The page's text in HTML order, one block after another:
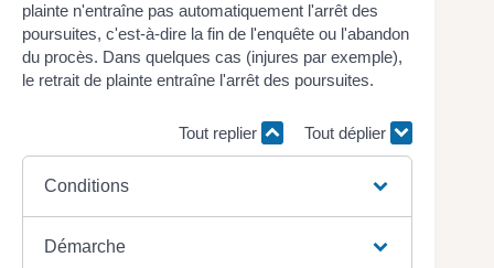
plainte n'entraîne pas automatiquement l'arrêt des
poursuites, c'est-à-dire la fin de l'enquête ou l'abandon
du procès. Dans quelques cas (injures par exemple),
le retrait de plainte entraîne l'arrêt des poursuites.
Tout replier Tout déplier
Conditions
Démarche